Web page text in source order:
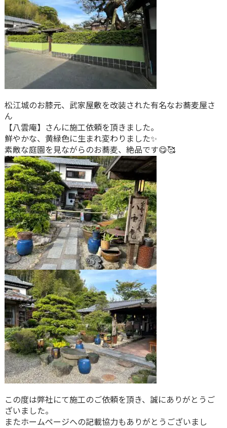
松江城のお膝元、 武家屋敷を改装された有名なお蕎麦屋さ
ん
【八雲庵】さんに施工依頼を頂きました。
鮮やかな、黄緑色に生まれ変わりました✨
素敵な庭園を見ながらのお蕎麦、絶品です😋🥰
この度は弊社にて施工のご依頼を頂き、誠にありがとうご
ざいました。
またホームページへの記載協力もありがとうございまし